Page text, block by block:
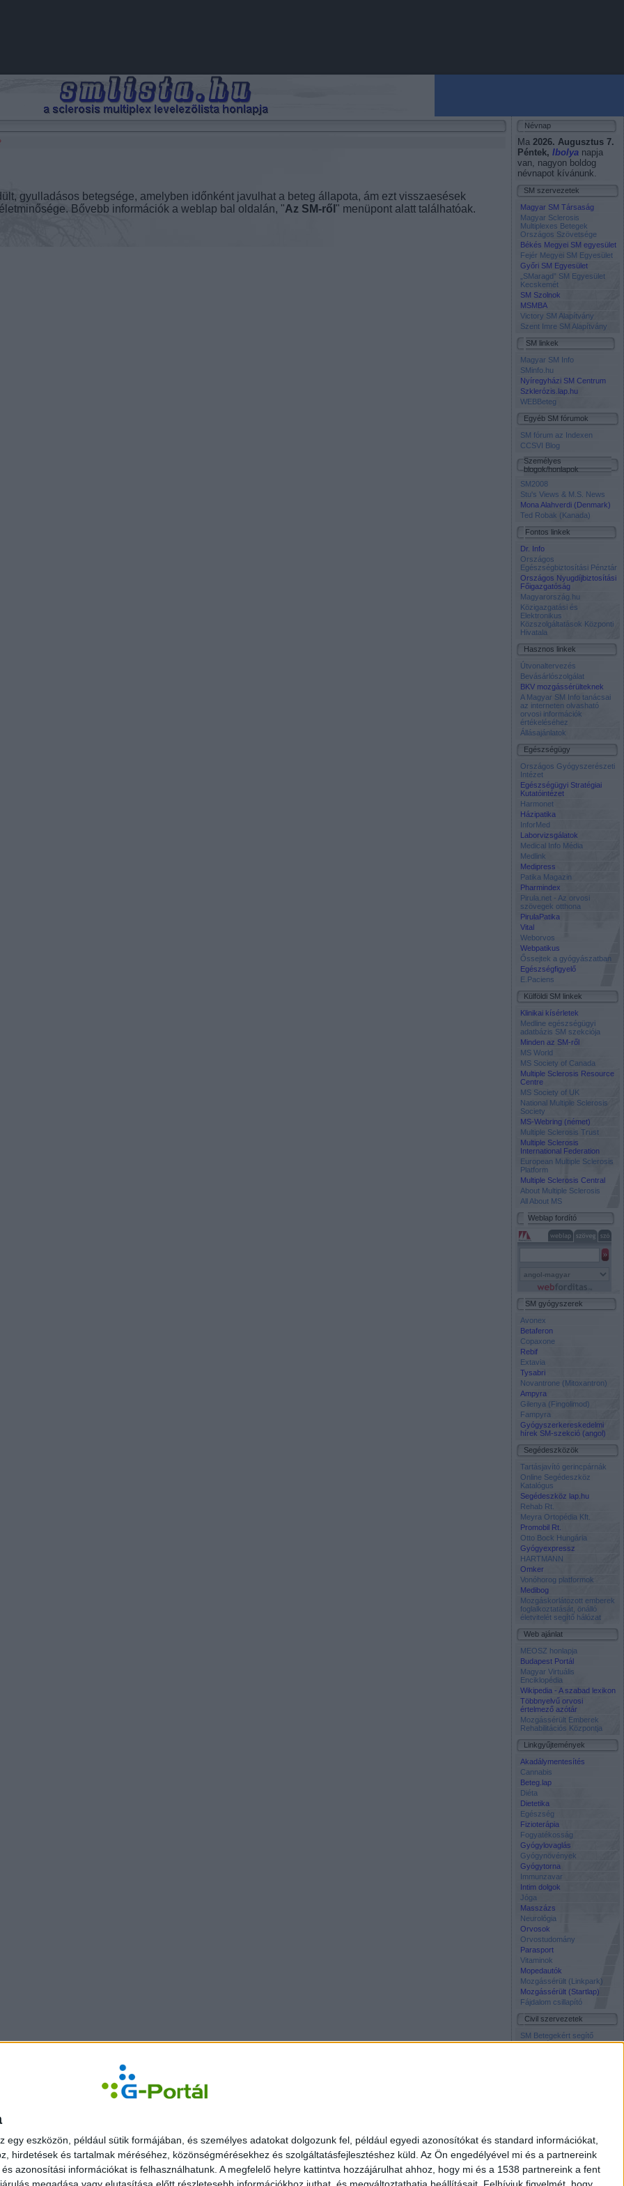
eszközön, például sütik formájában, és személyes adatokat dolgozunk fel, például egyedi azonosítókat és standard információkat,
hirdetések és tartalmak méréséhez, közönségmérésekhez és szolgáltatásfejlesztéshez küld. Az Ön engedélyével mi és a partnereink
azonosítási információkat is felhasználhatunk. A megfelelő helyre kattintva hozzájárulhat ahhoz, hogy mi és a 1538 partnereink a fent
gyulladásos betegsége, amelyben időnként javulhat a beteg állapota, ám ezt visszaesések
Bővebb információk a weblap bal oldalán, "Az SM-ről " menüpont alatt találhatóak.
Névnap
Ma 2026. Augusztus 7.
Péntek, Ibolya napja
van, nagyon boldog
névnapot kívánunk.
SM szervezetek
Magyar SM Társaság
Magyar Sclerosis
Multiplexes Betegek
Országos Szövetsége
Békés Megyei SM egyesület
Fejér Megyei SM Egyesület
Győri SM Egyesület
„SMaragd” SM Egyesület
Kecskemét
SM Szolnok
MSMBA
Victory SM Alapítvány
Szent Imre SM Alapítvány
SM linkek
Magyar SM Info
SMinfo.hu
Nyíregyházi SM Centrum
Szklerózis.lap.hu
WEBBeteg
Egyéb SM fórumok
SM fórum az Indexen
CCSVI Blog
Személyes
blogok/honlapok
SM2008
Stu's Views & M.S. News
Mona Alahverdi (Denmark)
Ted Robak (Kanada)
Fontos linkek
Dr. Info
Országos
Egészségbiztosítási Pénztár
Országos Nyugdíjbiztosítási
Főigazgatóság
Magyarország.hu
Közigazgatási és
Elektronikus
Közszolgáltatások Központi
Hivatala
Hasznos linkek
Útvonaltervezés
Bevásárlószolgálat
BKV mozgássérülteknek
A Magyar SM Info tanácsai
az interneten olvasható
orvosi információk
értékeléséhez
Állásajánlatok
Egészségügy
Országos Gyógyszerészeti
Intézet
Egészségügyi Stratégiai
Kutatóintézet
Harmonet
Házipatika
InforMed
Laborvizsgálatok
Medical Info Média
Medlink
Medipress
Patika Magazin
Pharmindex
Pirula.net - Az orvosi
szövegek otthona
PirulaPatika
Vital
Weborvos
Webpatikus
Őssejtek a gyógyászatban
Egészségfigyelő
E.Paciens
Külföldi SM linkek
Klinikai kísérletek
Medline egészségügyi
adatbázis SM szekciója
Minden az SM-ről
MS World
MS Society of Canada
Multiple Sclerosis Resource
Centre
MS Society of UK
National Multiple Sclerosis
Society
MS-Webring (német)
Multiple Sclerosis Trust
Multiple Sclerosis
International Federation
European Multiple Sclerosis
Platform
Multiple Sclerosis Central
About Multiple Sclerosis
All About MS
Weblap fordító
SM gyógyszerek
Avonex
Betaferon
Copaxone
Rebif
Extavia
Tysabri
Novantrone (Mitoxantron)
Ampyra
Gilenya (Fingolimod)
Fampyra
Gyógyszerkereskedelmi
hírek SM-szekció (angol)
Segédeszközök
Tartásjavító gerincpárnák
Online Segédeszköz
Katalógus
Segédeszköz lap.hu
Rehab Rt.
Meyra Ortopédia Kft.
Promobil Rt.
Otto Bock Hungária
Gyógyexpressz
HARTMANN
Omker
Vonóhorog platformok
Medibog
Mozgáskorlátozott emberek
foglalkoztatását, önálló
életvitelét segítő hálózat
Web ajánlat
MEOSZ honlapja
Budapest Portál
Magyar Virtuális
Enciklopédia
Wikipedia - A szabad lexikon
Többnyelvű orvosi
értelmező azótár
Mozgássérült Emberek
Rehabilitációs Központja
Linkgyűjtemények
Akadálymentesítés
Cannabis
Beteg.lap
Diéta
Dietetika
Egészség
Fizioterápia
Fogyatékosság
Gyógylovaglás
Gyógynövények
Gyógytorna
Immunzavar
Intim dolgok
Jóga
Masszázs
Neurológia
Orvosok
Orvostudomány
Parasport
Vitaminok
Mopedautók
Mozgássérült (Linkpark)
Mozgássérült (Startlap)
Fájdalom csillapító
Civil szervezetek
SM Betegekért segítő
közösség Facebook oldala
Élet és Tudomány
Free TV
Interpress Magazin
National Geographic